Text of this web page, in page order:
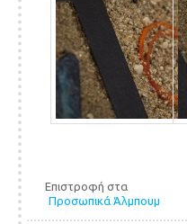
Επιστροφή στα
Προσωπικά Άλμπουμ